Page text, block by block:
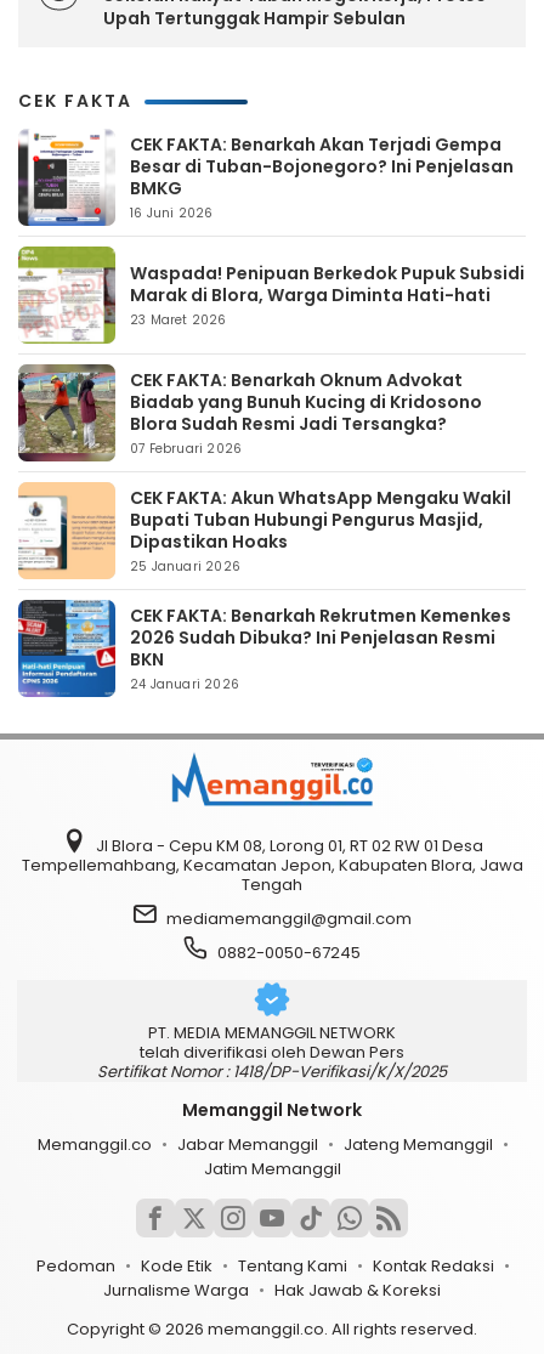
Upah Tertunggak Hampir Sebulan
CEK FAKTA
CEK FAKTA: Benarkah Akan Terjadi Gempa
Besar di Tuban-Bojonegoro? Ini Penjelasan
BMKG
16 Juni 2026
Waspada! Penipuan Berkedok Pupuk Subsidi
Marak di Blora, Warga Diminta Hati-hati
23 Maret 2026
CEK FAKTA: Benarkah Oknum Advokat
Biadab yang Bunuh Kucing di Kridosono
Blora Sudah Resmi Jadi Tersangka?
07 Februari 2026
CEK FAKTA: Akun WhatsApp Mengaku Wakil
Bupati Tuban Hubungi Pengurus Masjid,
Dipastikan Hoaks
25 Januari 2026
CEK FAKTA: Benarkah Rekrutmen Kemenkes
2026 Sudah Dibuka? Ini Penjelasan Resmi
BKN
24 Januari 2026
Jl Blora - Cepu KM 08, Lorong 01, RT 02 RW 01 Desa
Tempellemahbang, Kecamatan Jepon, Kabupaten Blora, Jawa
Tengah
mediamemanggil@gmail.com
0882-0050-67245
PT. MEDIA MEMANGGIL NETWORK
telah diverifikasi oleh Dewan Pers
Sertifikat Nomor : 1418/DP-Verifikasi/K/X/2025
Memanggil Network
Memanggil.co Jabar Memanggil
Jateng Memanggil
Jatim Memanggil
Pedoman Kode Etik Tentang Kami
Kontak Redaksi
Jurnalisme Warga
Hak Jawab & Koreksi
Copyright © 2026 memanggil.co. All rights reserved.